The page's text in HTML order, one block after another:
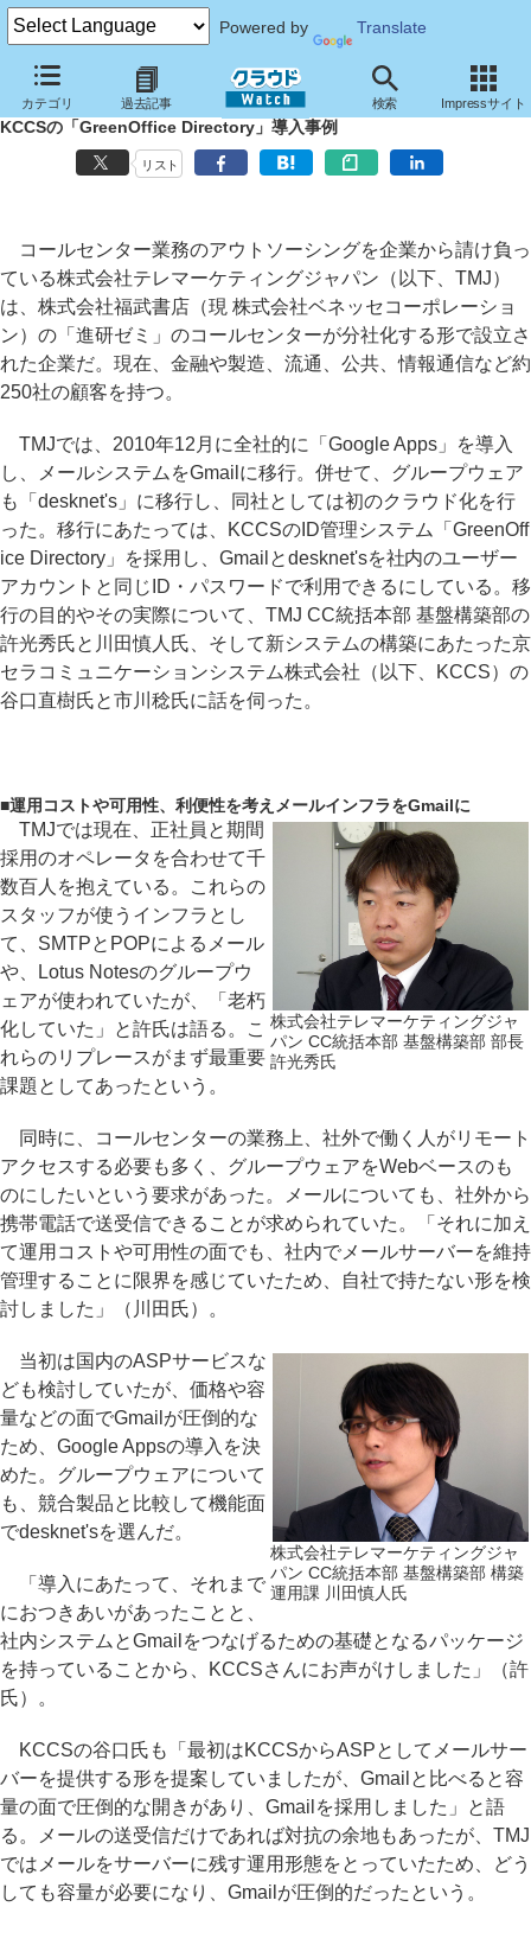
Powered by Translate
カテゴリ 過去記事 検索 Impressサイト
クラウド活用をシンプルに、TMJが挑んだメールとグループウェアの
ID統合
KCCSの「GreenOffice Directory」導入事例
リスト
コールセンター業務のアウトソーシングを企業から請け負っ
ている株式会社テレマーケティングジャパン（以下、TMJ）
は、株式会社福武書店（現 株式会社ベネッセコーポレーショ
ン）の「進研ゼミ」のコールセンターが分社化する形で設立さ
れた企業だ。現在、金融や製造、流通、公共、情報通信など約
250社の顧客を持つ。
TMJでは、2010年12月に全社的に「Google Apps」を導入
し、メールシステムをGmailに移行。併せて、グループウェア
も「desknet's」に移行し、同社としては初のクラウド化を行
った。移行にあたっては、KCCSのID管理システム「GreenOff
ice Directory」を採用し、Gmailとdesknet'sを社内のユーザー
アカウントと同じID・パスワードで利用できるにしている。移
行の目的やその実際について、TMJ CC統括本部 基盤構築部の
許光秀氏と川田慎人氏、そして新システムの構築にあたった京
セラコミュニケーションシステム株式会社（以下、KCCS）の
谷口直樹氏と市川稔氏に話を伺った。
■運用コストや可用性、利便性を考えメールインフラをGmailに
株式会社テレマーケティングジャ
パン CC統括本部 基盤構築部 部長
許光秀氏
TMJでは現在、正社員と期間
採用のオペレータを合わせて千
数百人を抱えている。これらの
スタッフが使うインフラとし
て、SMTPとPOPによるメール
や、Lotus Notesのグループウ
ェアが使われていたが、「老朽
化していた」と許氏は語る。こ
れらのリプレースがまず最重要
課題としてあったという。
同時に、コールセンターの業務上、社外で働く人がリモート
アクセスする必要も多く、グループウェアをWebベースのも
のにしたいという要求があった。メールについても、社外から
携帯電話で送受信できることが求められていた。「それに加え
て運用コストや可用性の面でも、社内でメールサーバーを維持
管理することに限界を感じていたため、自社で持たない形を検
討しました」（川田氏）。
株式会社テレマーケティングジャ
パン CC統括本部 基盤構築部 構築
運用課 川田慎人氏
当初は国内のASPサービスな
ども検討していたが、価格や容
量などの面でGmailが圧倒的な
ため、Google Appsの導入を決
めた。グループウェアについて
も、競合製品と比較して機能面
でdesknet'sを選んだ。
「導入にあたって、それまで
におつきあいがあったことと、
社内システムとGmailをつなげるための基礎となるパッケージ
を持っていることから、KCCSさんにお声がけしました」（許
氏）。
KCCSの谷口氏も「最初はKCCSからASPとしてメールサー
バーを提供する形を提案していましたが、Gmailと比べると容
量の面で圧倒的な開きがあり、Gmailを採用しました」と語
る。メールの送受信だけであれば対抗の余地もあったが、TMJ
ではメールをサーバーに残す運用形態をとっていたため、どう
しても容量が必要になり、Gmailが圧倒的だったという。